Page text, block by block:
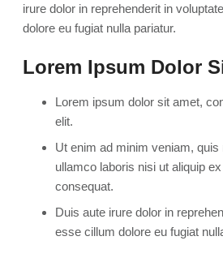
irure dolor in reprehenderit in
dolore eu fugiat nulla pariatur.
Lorem Ipsum Dolor
Lorem ipsum dolor sit amet,
elit.
Ut enim ad minim veniam,
ullamco laboris nisi ut aliquip
consequat.
Duis aute irure dolor in
esse cillum dolore eu fugiat